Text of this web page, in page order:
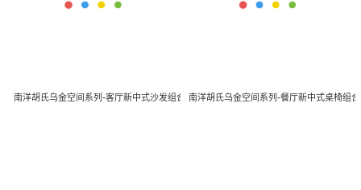
南洋胡氏乌金空间系列-客厅新中式沙发组合01南洋胡氏乌金空间系列-餐厅新中式桌椅组